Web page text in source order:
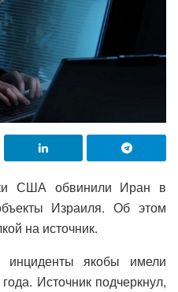
США обвинили Иран в
Израиля. Об этом
на источник.
якобы имели
Источник подчеркнул,